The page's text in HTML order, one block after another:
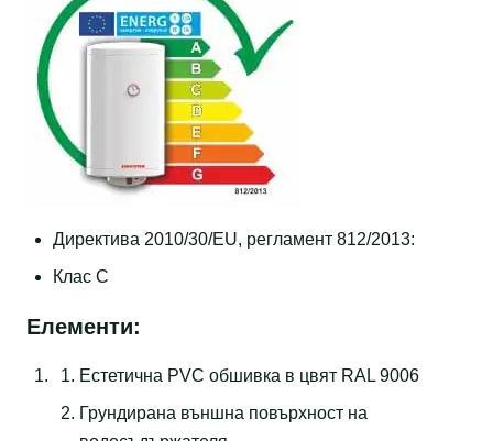
Директива 2010/30/EU, регламент 812/2013:
Клас C
Елементи:
Eстетична PVC обшивка в цвят RAL 9006
Грундирана външна повърхност на